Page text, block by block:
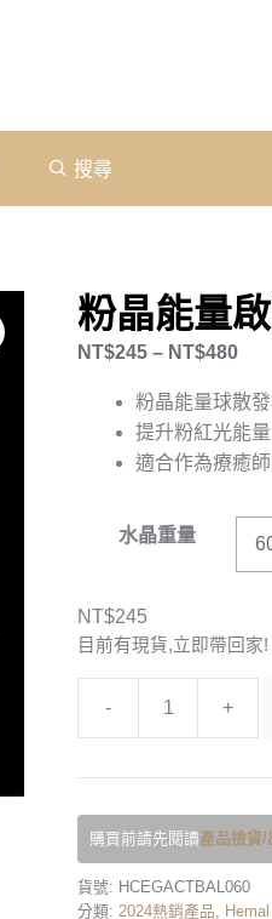
搜尋
粉晶能量
NT$245 – NT$480
粉晶能量球散
提升粉紅光能
適合作為療癒
水晶重量
NT$245
目前有現貨,立即帶回家!
- +
購買前請先閱讀產品撿貨/
貨號: HCEGACTBAL060
分類: 2024熱銷產品